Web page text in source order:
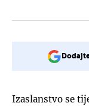
Izaslanstvo se